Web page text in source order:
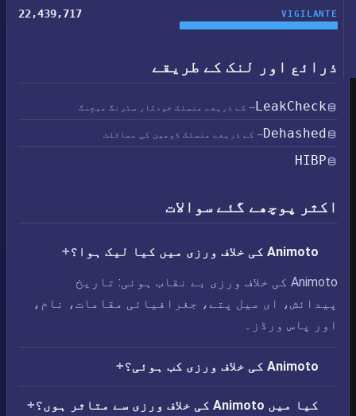
VIGILANTE
22,439,717
ذرائع اور لنک کے طریقے
LeakCheck— کے ذریعے منسلک خودکار سٹرنگ میچنگ
Dehashed— کے ذریعے منسلک ڈومین کی مماثلت
HIBP
اکثر پوچھے گئے سوالات
Animoto کی خلاف ورزی میں کیا لیک ہوا؟
Animoto کی خلاف ورزی بے نقاب ہوئی: تاریخ
پیدائش، ای میل پتے، جغرافیائی مقامات، نام،
اور پاس ورڈز۔
Animoto کی خلاف ورزی کب ہوئی؟
کیا میں Animoto کی خلاف ورزی سے متاثر ہوں؟